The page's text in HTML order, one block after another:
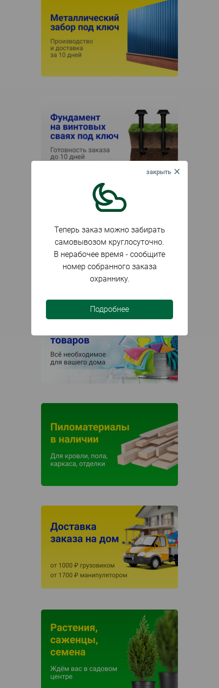
Теперь заказ можно забирать
самовывозом круглосуточно.
В нерабочее время - сообщите
номер собранного заказа
охраннику.
Подробнее